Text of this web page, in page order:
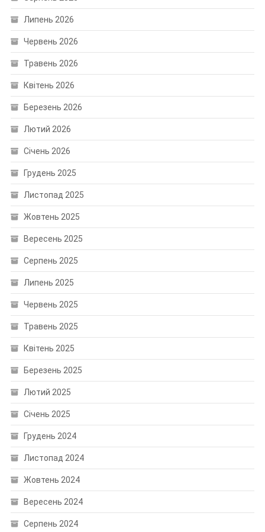
Липень 2026
Червень 2026
Травень 2026
Квітень 2026
Березень 2026
Лютий 2026
Січень 2026
Грудень 2025
Листопад 2025
Жовтень 2025
Вересень 2025
Серпень 2025
Липень 2025
Червень 2025
Травень 2025
Квітень 2025
Березень 2025
Лютий 2025
Січень 2025
Грудень 2024
Листопад 2024
Жовтень 2024
Вересень 2024
Серпень 2024